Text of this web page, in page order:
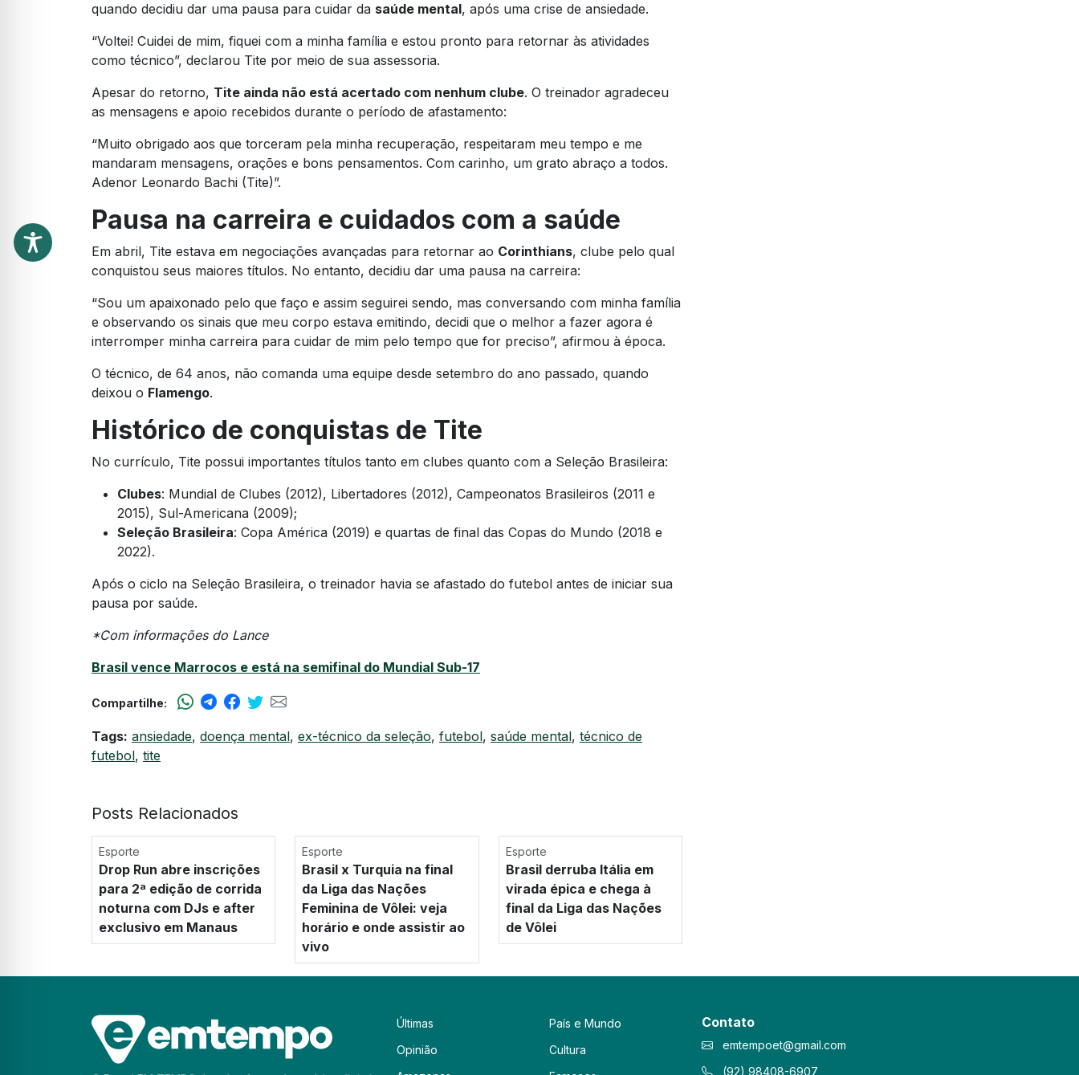
quando decidiu dar uma pausa para cuidar da saúde mental, após uma crise de ansiedade.
“Voltei! Cuidei de mim, fiquei com a minha família e estou pronto para retornar às atividades
como técnico”, declarou Tite por meio de sua assessoria.
Apesar do retorno, Tite ainda não está acertado com nenhum clube. O treinador agradeceu
as mensagens e apoio recebidos durante o período de afastamento:
“Muito obrigado aos que torceram pela minha recuperação, respeitaram meu tempo e me
mandaram mensagens, orações e bons pensamentos. Com carinho, um grato abraço a todos.
Adenor Leonardo Bachi (Tite)”.
Pausa na carreira e cuidados com a saúde
Em abril, Tite estava em negociações avançadas para retornar ao Corinthians, clube pelo qual
conquistou seus maiores títulos. No entanto, decidiu dar uma pausa na carreira:
“Sou um apaixonado pelo que faço e assim seguirei sendo, mas conversando com minha família
e observando os sinais que meu corpo estava emitindo, decidi que o melhor a fazer agora é
interromper minha carreira para cuidar de mim pelo tempo que for preciso”, afirmou à época.
O técnico, de 64 anos, não comanda uma equipe desde setembro do ano passado, quando
deixou o Flamengo.
Histórico de conquistas de Tite
No currículo, Tite possui importantes títulos tanto em clubes quanto com a Seleção Brasileira:
Clubes: Mundial de Clubes (2012), Libertadores (2012), Campeonatos Brasileiros (2011 e
2015), Sul-Americana (2009);
Seleção Brasileira: Copa América (2019) e quartas de final das Copas do Mundo (2018 e
2022).
Após o ciclo na Seleção Brasileira, o treinador havia se afastado do futebol antes de iniciar sua
pausa por saúde.
*Com informações do Lance
Brasil vence Marrocos e está na semifinal do Mundial Sub-17
Compartilhe:
Tags: ansiedade, doença mental, ex-técnico da seleção, futebol, saúde mental, técnico de
futebol, tite
Posts Relacionados
Esporte
Drop Run abre inscrições
para 2ª edição de corrida
noturna com DJs e after
exclusivo em Manaus
Esporte
Brasil x Turquia na final
da Liga das Nações
Feminina de Vôlei: veja
horário e onde assistir ao
vivo
Esporte
Brasil derruba Itália em
virada épica e chega à
final da Liga das Nações
de Vôlei
Últimas
Opinião
País e Mundo
Cultura
Contato
emtempoet@gmail.com
(92) 98408-6907